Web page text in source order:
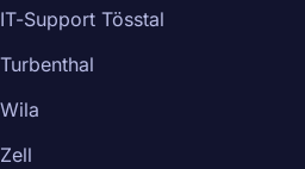
IT-Support Tösstal
Turbenthal
Wila
Zell